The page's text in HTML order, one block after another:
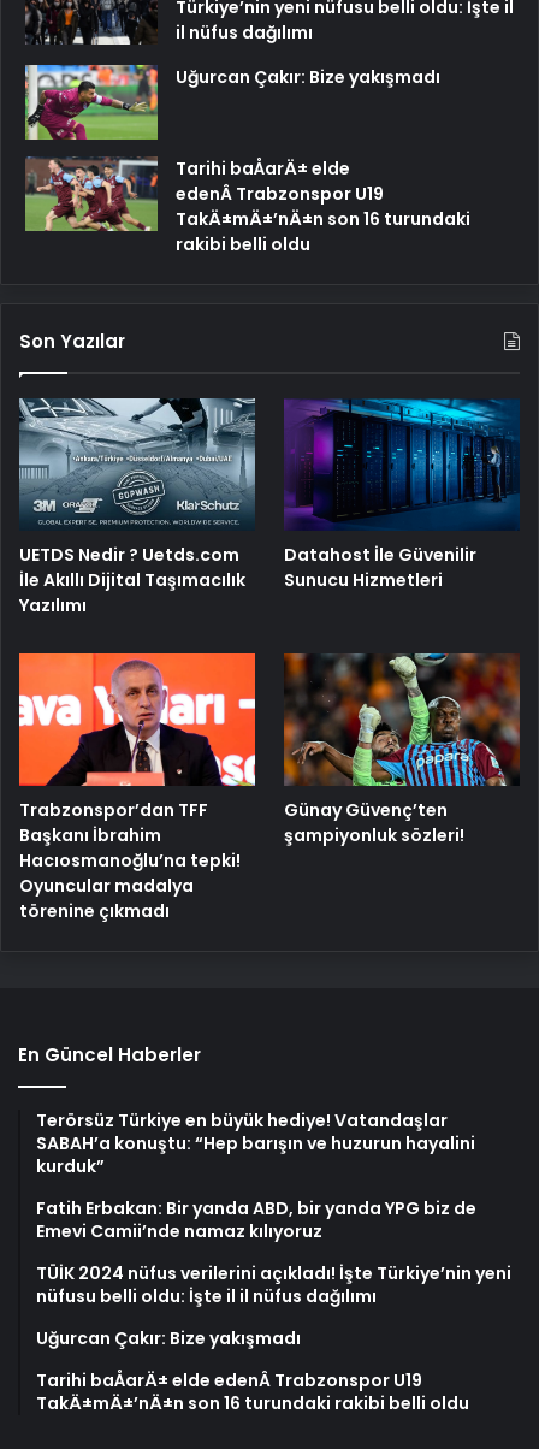
Türkiye’nin yeni nüfusu belli oldu: İşte il
il nüfus dağılımı
Uğurcan Çakır: Bize yakışmadı
Tarihi baÅarÄ± elde
edenÂ Trabzonspor U19
TakÄ±mÄ±’nÄ±n son 16 turundaki
rakibi belli oldu
Son Yazılar
UETDS Nedir ? Uetds.com
İle Akıllı Dijital Taşımacılık
Yazılımı
Datahost İle Güvenilir
Sunucu Hizmetleri
Trabzonspor’dan TFF
Başkanı İbrahim
Hacıosmanoğlu’na tepki!
Oyuncular madalya
törenine çıkmadı
Günay Güvenç’ten
şampiyonluk sözleri!
En Güncel Haberler
Terörsüz Türkiye en büyük hediye! Vatandaşlar
SABAH’a konuştu: “Hep barışın ve huzurun hayalini
kurduk”
Fatih Erbakan: Bir yanda ABD, bir yanda YPG biz de
Emevi Camii’nde namaz kılıyoruz
TÜİK 2024 nüfus verilerini açıkladı! İşte Türkiye’nin yeni
nüfusu belli oldu: İşte il il nüfus dağılımı
Uğurcan Çakır: Bize yakışmadı
Tarihi baÅarÄ± elde edenÂ Trabzonspor U19
TakÄ±mÄ±’nÄ±n son 16 turundaki rakibi belli oldu